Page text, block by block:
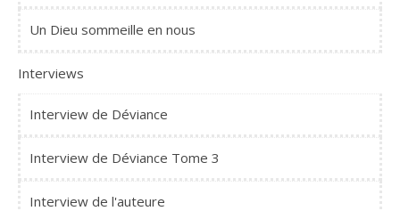
Un Dieu sommeille en nous
Interviews
Interview de Déviance
Interview de Déviance Tome 3
Interview de l'auteure